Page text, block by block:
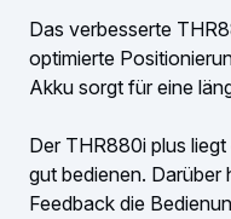
Das verbesserte
optimierte
Akku sorgt für eine
Der THR880i plus
gut bedienen. Darüber
Feedback die